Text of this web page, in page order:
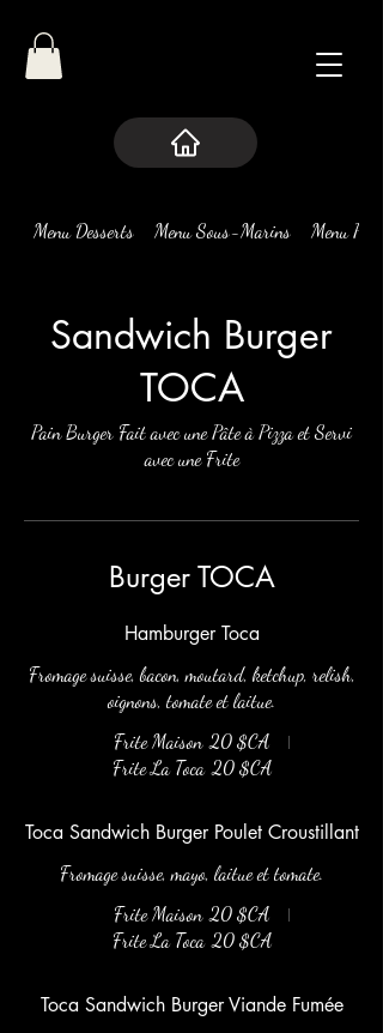
Menu Desserts Menu Sous-Marins Menu Pizza
Sandwich Burger
TOCA
Pain Burger Fait avec une Pâte à Pizza et Servi
avec une Frite
Burger TOCA
Hamburger Toca
Fromage suisse, bacon, moutard, ketchup, relish,
oignons, tomate et laitue.
Frite Maison 20 $CA
Frite La Toca 20 $CA
Toca Sandwich Burger Poulet Croustillant
Fromage suisse, mayo, laitue et tomate.
Frite Maison 20 $CA
Frite La Toca 20 $CA
Toca Sandwich Burger Viande Fumée